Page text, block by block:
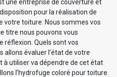
une entreprise de couverture et
pour la réalisation de
votre toiture. Nous sommes vos
titre nous pouvons vous
réflexion. Quels sont vos
allons évaluer l’état de votre
à utiliser va dépendre de cet état
l’hydrofuge coloré pour toiture.